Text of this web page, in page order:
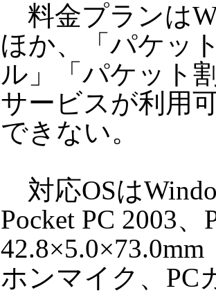
料金プランは
ほか、「パケッ
ル」「パケット
サービスが利用
できない。
対応OSは
Pocket PC 2003
ホンマイク、PC